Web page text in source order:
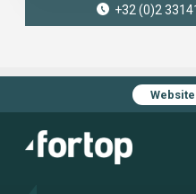
+32 (0)2
Website